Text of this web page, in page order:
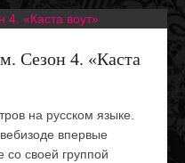
Сезон 4. «Каста
на русском языке.
впервые
со своей группой